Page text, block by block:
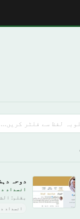
دوحہ
انسداد
بقلم:
انسداد